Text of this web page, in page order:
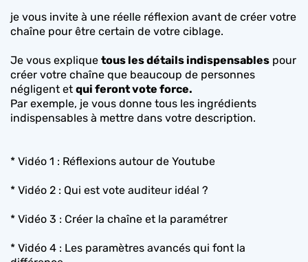
je vous invite à une réelle réflexion avant de créer votre
chaîne pour être certain de votre ciblage.
Je vous explique tous les détails indispensables pour
créer votre chaîne que beaucoup de personnes
négligent et qui feront vote force.
Par exemple, je vous donne tous les ingrédients
indispensables à mettre dans votre description.
* Vidéo 1 : Réflexions autour de Youtube
* Vidéo 2 : Qui est vote auditeur idéal ?
* Vidéo 3 : Créer la chaîne et la paramétrer
* Vidéo 4 : Les paramètres avancés qui font la